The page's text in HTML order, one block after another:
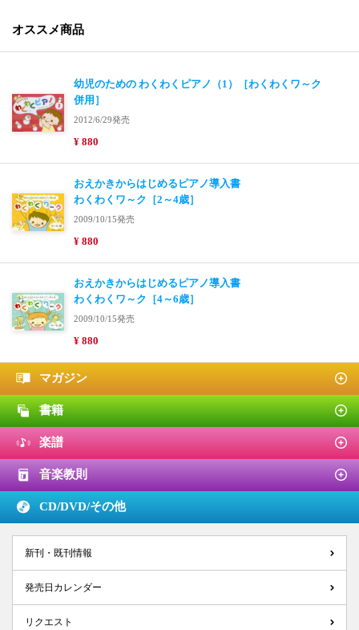
オススメ商品
幼児のための わくわくピアノ（1）［わくわくワ～ク
併用］
2012/6/29発売
¥ 880
おえかきからはじめるピアノ導入書
わくわくワ～ク［2～4歳］
2009/10/15発売
¥ 880
おえかきからはじめるピアノ導入書
わくわくワ～ク［4～6歳］
2009/10/15発売
¥ 880
マガジン
書籍
楽譜
音楽教則
CD/DVD/その他
新刊・既刊情報
発売日カレンダー
リクエスト